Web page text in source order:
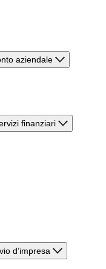
aziendale
finanziari
d’impresa